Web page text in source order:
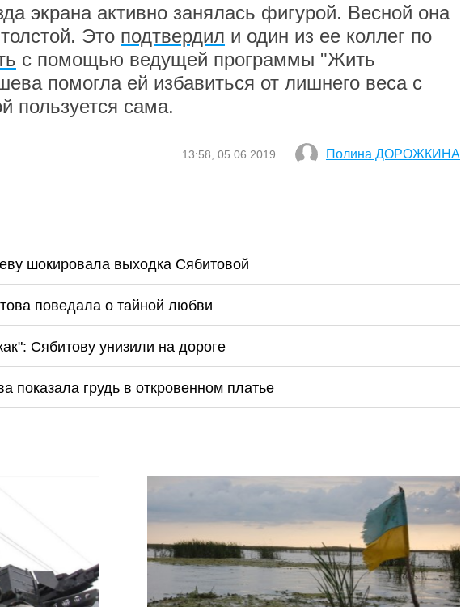
экрана активно занялась фигурой. Весной она
Это подтвердил и один из ее коллег по
с помощью ведущей программы "Жить
помогла ей избавиться от лишнего веса с
пользуется сама.
13:58, 05.06.2019 Полина ДОРОЖКИНА
шокировала выходка Сябитовой
поведала о тайной любви
Сябитову унизили на дороге
показала грудь в откровенном платье